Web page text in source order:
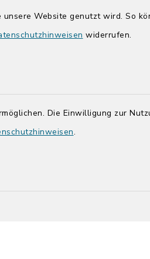
Website genutzt wird. So
widerrufen.
Die Einwilligung zur
.
Donnerstag zusätzlich:
14:00-17:00 Uhr